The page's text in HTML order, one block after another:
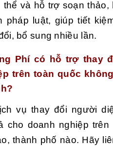
và hỗ trợ soạn thảo,
pháp luật, giúp tiết
bổ sung nhiều lần.
Phí có hỗ trợ thay
trên toàn quốc
vụ thay đổi người
cho doanh nghiệp trên
thành phố nào. Hãy